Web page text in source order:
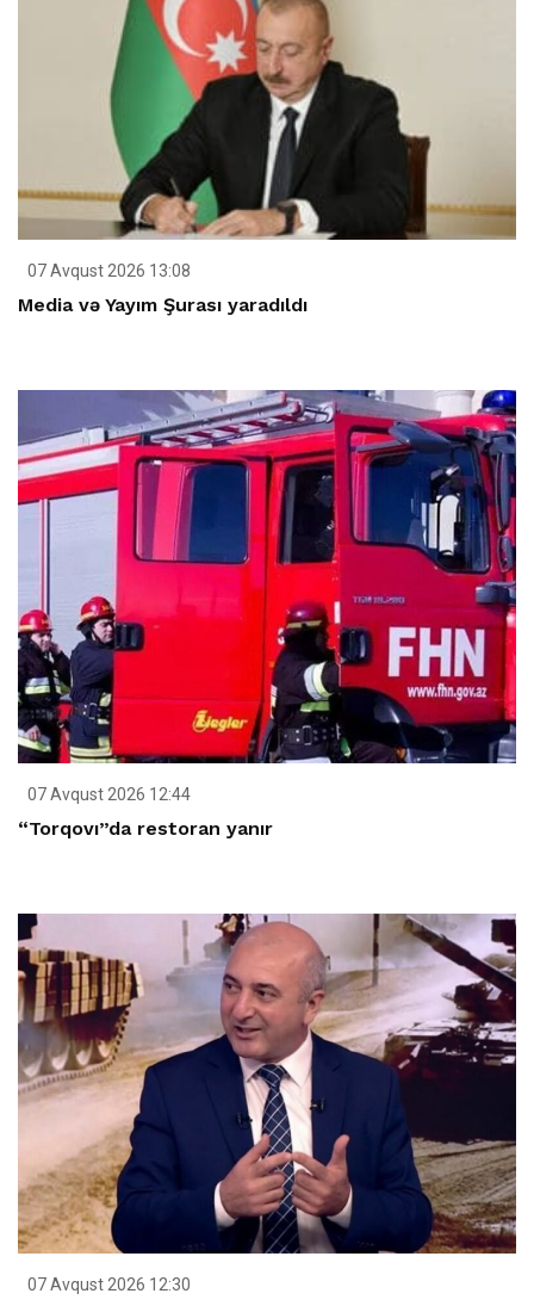
07 Avqust 2026 13:08
Media və Yayım Şurası yaradıldı
07 Avqust 2026 12:44
“Torqovı”da restoran yanır
07 Avqust 2026 12:30